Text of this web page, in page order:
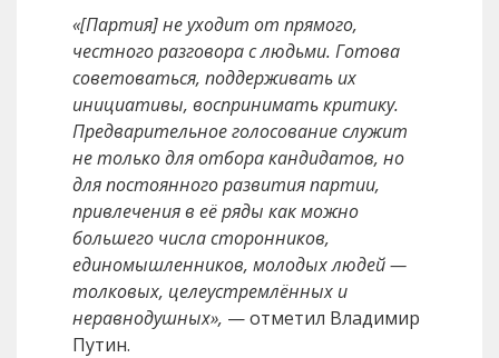
«[Партия] не уходит от прямого,
честного разговора с людьми. Готова
советоваться, поддерживать их
инициативы, воспринимать критику.
Предварительное голосование служит
не только для отбора кандидатов, но
для постоянного развития партии,
привлечения в её ряды как можно
большего числа сторонников,
единомышленников, молодых людей —
толковых, целеустремлённых и
неравнодушных», — отметил Владимир
Путин.